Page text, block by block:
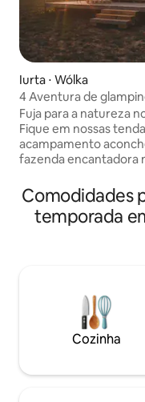
Iurta ⋅ Wólka
4 Aventura de
uma tenda de luxo
Fuja para a natureza
Fique em nossas
acampamento
fazenda encantadora
🐇 fazenda: coelhos,
(desfrute de ovos
bezerros, lago cheio
colchão extra. As
incluem: 🍀SUP
remo 🍀pesca
aventura de glamping
Comodidades
temporada
Cozinha